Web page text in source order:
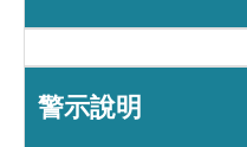
警示說明